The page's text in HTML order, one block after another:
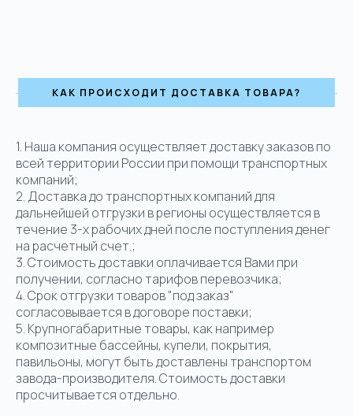
КАК ПРОИСХОДИТ ДОСТАВКА ТОВАРА?
1. Наша компания осуществляет доставку заказов по
всей территории России при помощи транспортных
компаний;
2. Доставка до транспортных компаний для
дальнейшей отгрузки в регионы осуществляется в
течение 3-х рабочих дней после поступления денег
на расчетный счет.;
3. Стоимость доставки оплачивается Вами при
получении, согласно тарифов перевозчика;
4. Срок отгрузки товаров "под заказ"
согласовывается в договоре поставки;
5. Крупногабаритные товары, как например
композитные бассейны, купели, покрытия,
павильоны, могут быть доставлены транспортом
завода-производителя. Стоимость доставки
просчитывается отдельно.